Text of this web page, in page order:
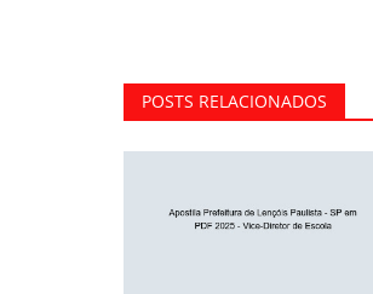
POSTS RELACIONADOS